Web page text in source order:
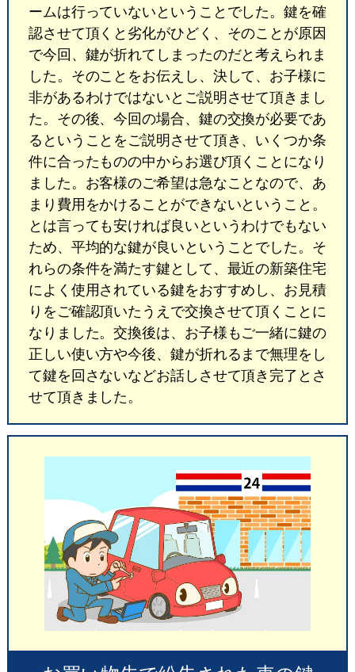
ームは行っていないということでした。鍵を確
認させて頂くと劣化がひどく、そのことが原因
で今回、鍵が折れてしまったのだと考えられま
した。そのことをお伝えし、決して、お子様に
非があるわけではないとご説明させて頂きまし
た。その後、今回の場合、鍵の交換が必要であ
るということをご説明させて頂き、いくつか条
件に合ったものの中からお選び頂くことになり
ました。お客様のご希望は急なことなので、あ
まり費用をかけることができないということ。
とは言っても安ければ良いというわけでもない
ため、平均的な鍵が良いということでした。そ
れらの条件を満たす鍵として、最近の新築住宅
によく使用されている鍵をおすすめし、お見積
りをご確認頂いたうえで交換させて頂くことに
なりました。交換後は、お子様もご一緒に鍵の
正しい使い方や今後、鍵が折れるまで無理をし
て鍵を回さないなどお話しさせて頂き完了とさ
せて頂きました。